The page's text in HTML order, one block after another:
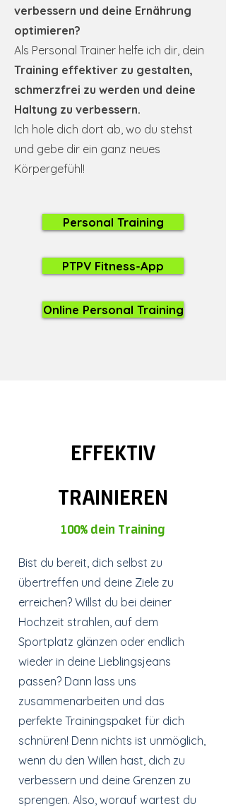
verbessern und deine Ernährung
optimieren?
Als Personal Trainer helfe ich dir, dein
Training effektiver zu gestalten,
schmerzfrei zu werden und deine
Haltung zu verbessern.
Ich hole dich dort ab, wo du stehst
und gebe dir ein ganz neues
Körpergefühl!
Personal Training
PTPV Fitness-App
Online Personal Training
EFFEKTIV
TRAINIEREN
100% dein Training
Bist du bereit, dich selbst zu
übertreffen und deine Ziele zu
erreichen? Willst du bei deiner
Hochzeit strahlen, auf dem
Sportplatz glänzen oder endlich
wieder in deine Lieblingsjeans
passen? Dann lass uns
zusammenarbeiten und das
perfekte Trainingspaket für dich
schnüren! Denn nichts ist unmöglich,
wenn du den Willen hast, dich zu
verbessern und deine Grenzen zu
sprengen. Also, worauf wartest du